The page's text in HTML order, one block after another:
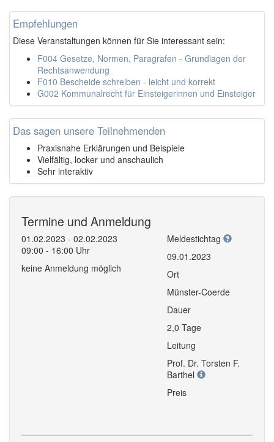
Empfehlungen
Diese Veranstaltungen können für Sie interessant sein:
F004 Gesetze, Normen, Paragrafen - Grundlagen der
Rechtsanwendung
F010 Bescheide schreiben - leicht und korrekt
G002 Kommunalrecht für Einsteigerinnen und Einsteiger
Das sagen unsere Teilnehmenden
Praxisnahe Erklärungen und Beispiele
Vielfältig, locker und anschaulich
Sehr interaktiv
Termine und Anmeldung
01.02.2023 - 02.02.2023
09:00 - 16:00 Uhr
keine Anmeldung möglich
Meldestichtag
09.01.2023
Ort
Münster-Coerde
Dauer
2,0 Tage
Leitung
Prof. Dr. Torsten F.
Barthel
Preis